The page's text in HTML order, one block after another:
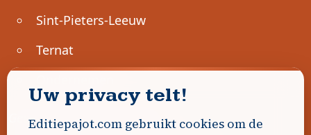
Sint-Pieters-Leeuw
Ternat
Geen advertenties gevonden.
Uw privacy telt!
Editiepajot.com gebruikt cookies om de